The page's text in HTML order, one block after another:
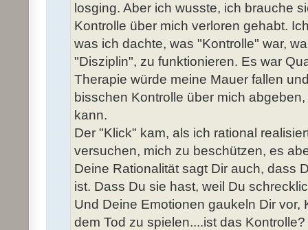
losging. Aber ich wusste, ich brauche
Kontrolle über mich verloren gehabt.
was ich dachte, was "Kontrolle" war,
"Disziplin", zu funktionieren. Es war
Therapie würde meine Mauer fallen
bisschen Kontrolle über mich
kann.
Der "Klick" kam, als ich rational
versuchen, mich zu beschützen, es
Deine Rationalität sagt Dir auch, dass
ist. Dass Du sie hast, weil Du
Und Deine Emotionen gaukeln Dir vor,
dem Tod zu spielen....ist das Kontrolle?